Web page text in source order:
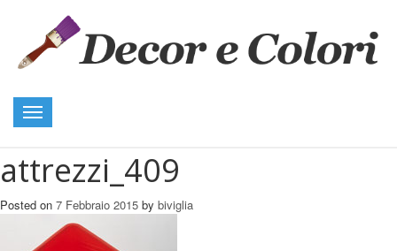
Toggle
navigation
attrezzi_409
Posted on 7 Febbraio 2015 by biviglia